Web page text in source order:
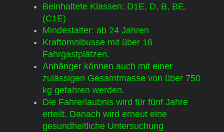
Beinhaltete Klassen: D1E, D, B, BE,
(C1E)
Mindestalter: ab 24 Jahren
Kraftomnibusse mit über 16
Fahrgastplätzen.
Anhänger können auch mit einer
zulässigen Gesamtmasse von über 750
kg gefahren werden.
Die Fahrerlaubnis wird für fünf Jahre
erteilt. Danach wird erneut eine
gesundheitliche Untersuchung